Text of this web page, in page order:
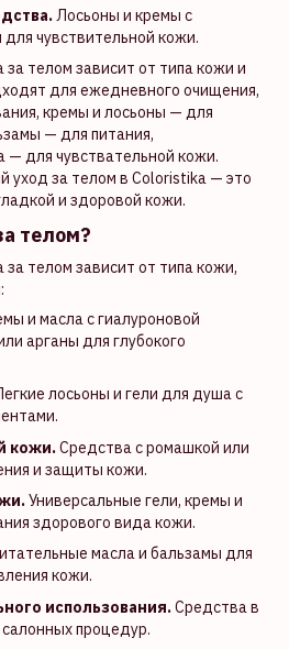
Лосьоны и кремы с
чувствительной кожи.
телом зависит от типа кожи и
для ежедневного очищения,
кремы и лосьоны — для
— для питания,
для чувствательной кожи.
уход за телом в Coloristika — это
и здоровой кожи.
телом?
телом зависит от типа кожи,
и масла с гиалуроновой
арганы для глубокого
лосьоны и гели для душа с
кожи.Средства с ромашкой или
и защиты кожи.
Универсальные гели, кремы и
здорового вида кожи.
масла и бальзамы для
кожи.
использования.Средства в
процедур.